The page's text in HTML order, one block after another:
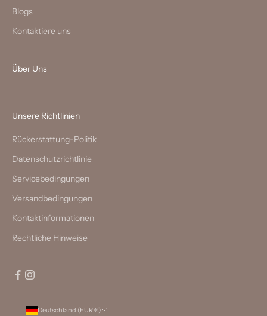
Blogs
Kontaktiere uns
Über Uns
Unsere Richtlinien
Rückerstattung-Politik
Datenschutzrichtlinie
Servicebedingungen
Versandbedingungen
Kontaktinformationen
Rechtliche Hinweise
Deutschland (EUR €)